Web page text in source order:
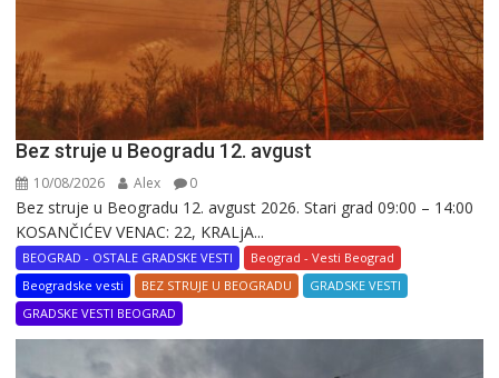
Bez struje u Beogradu 12. avgust
10/08/2026 Alex 0
Bez struje u Beogradu 12. avgust 2026. Stari grad 09:00 – 14:00
KOSANČIĆEV VENAC: 22, KRALjA...
BEOGRAD - OSTALE GRADSKE VESTI
Beograd - Vesti Beograd
Beogradske vesti
BEZ STRUJE U BEOGRADU
GRADSKE VESTI
GRADSKE VESTI BEOGRAD